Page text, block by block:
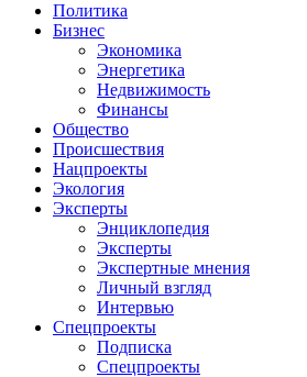
Политика
Бизнес
Экономика
Энергетика
Недвижимость
Финансы
Общество
Происшествия
Нацпроекты
Экология
Эксперты
Энциклопедия
Эксперты
Экспертные мнения
Личный взгляд
Интервью
Спецпроекты
Подписка
Спецпроекты